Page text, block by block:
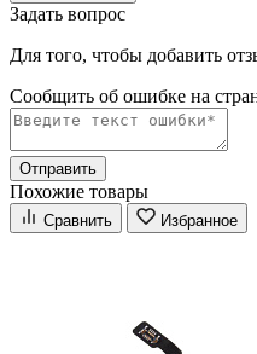
Задать вопрос
Для того, чтобы добавить
Сообщить об ошибке на
Отправить
Похожие товары
Сравнить Избранное